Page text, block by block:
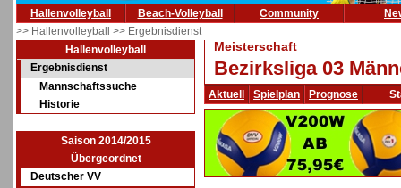
Hallenvolleyball Beach-Volleyball Community
>> Hallenvolleyball >> Ergebnisdienst
Hallenvolleyball
Ergebnisdienst
Mannschaftssuche
Historie
Saison 2014/2015
Übergeordnet
Deutscher VV
Meisterschaft
Bezirksliga 03
Aktuell Spielplan Prognose